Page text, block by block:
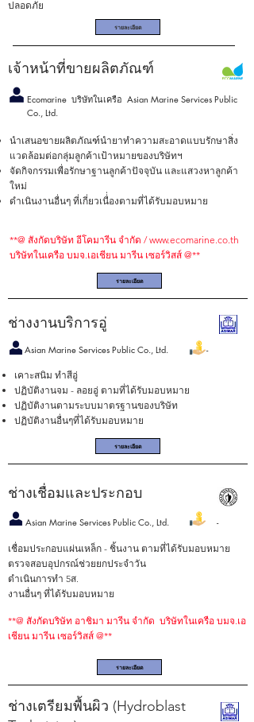
ปลอดภัย
รายละเอียด
เจ้าหน้าที่ขายผลิตภัณฑ์
Ecomarine บริษัทในเครือ Asian Marine Services Public
Co., Ltd.
นําเสนอขายผลิตภัณฑ์นํายาทําความสะอาดแบบรักษาสิ่ง
แวดล้อมต่อกลุ่มลูกค้าเป้าหมายของบริษัทฯ
จัดกิจกรรมเพื่อรักษาฐานลูกค้าปัจจุบัน และแสวงหาลูกค้า
ใหม่
ดําเนินงานอื่นๆ ที่เกี่ยวเนื่่องตามที่ได้รับมอบหมาย
**@ สังกัดบริษัท อีโคมารีน จํากัด /www.ecomarine.co.th
บริษัทในเครือ บมจ.เอเชียน มารีน เซอร์วิสส์ @**
รายละเอียด
ช่างงานบริการอู่
Asian Marine Services Public Co., Ltd. -
เคาะสนิม ทำสีอู่
ปฏิบัติงานจม - ลอยอู่ ตามที่ได้รับมอบหมาย
ปฏิบัติงานตามระบบมาตรฐานของบริษัท
ปฏิบัติงานอื่นๆที่ได้รับมอบหมาย
รายละเอียด
ช่างเชื่อมและประกอบ
Asian Marine Services Public Co., Ltd. -
เชื่อมประกอบแผ่นเหล็ก - ชิ้นงาน ตามที่ได้รับมอบหมาย
ตรวจสอบอุปกรณ์ช่วยยกประจำวัน
ดำเนินการทำ 5ส.
งานอื่นๆ ที่ได้รับมอบหมาย
**@ สังกัดบริษัท อาชิมา มารีน จํากัด บริษัทในเครือ บมจ.เอ
เชียน มารีน เซอร์วิสส์ @**
รายละเอียด
ช่างเตรียมพื้นผิว (Hydroblast